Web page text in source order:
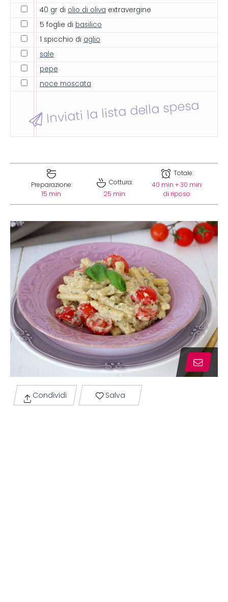
40 gr di olio di oliva extravergine
5 foglie di basilico
1 spicchio di aglio
sale
pepe
noce moscata
Inviati la lista della spesa
Preparazione:
15 min
Cottura:
25 min
Totale:
40 min + 30 min
di riposo
Condividi Salva